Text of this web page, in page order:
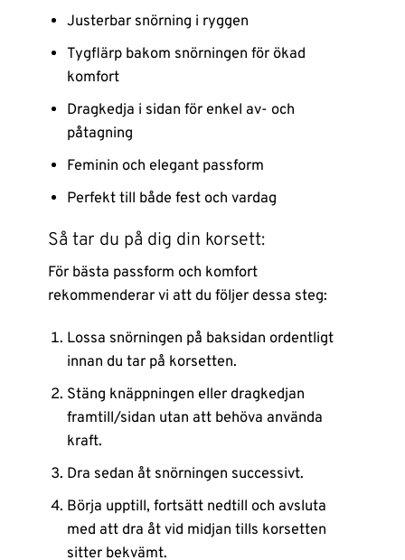
Justerbar snörning i ryggen
Tygflärp bakom snörningen för ökad
komfort
Dragkedja i sidan för enkel av- och
påtagning
Feminin och elegant passform
Perfekt till både fest och vardag
Så tar du på dig din korsett:
För bästa passform och komfort
rekommenderar vi att du följer dessa steg:
Lossa snörningen på baksidan ordentligt
innan du tar på korsetten.
Stäng knäppningen eller dragkedjan
framtill/sidan utan att behöva använda
kraft.
Dra sedan åt snörningen successivt.
Börja upptill, fortsätt nedtill och avsluta
med att dra åt vid midjan tills korsetten
sitter bekvämt.